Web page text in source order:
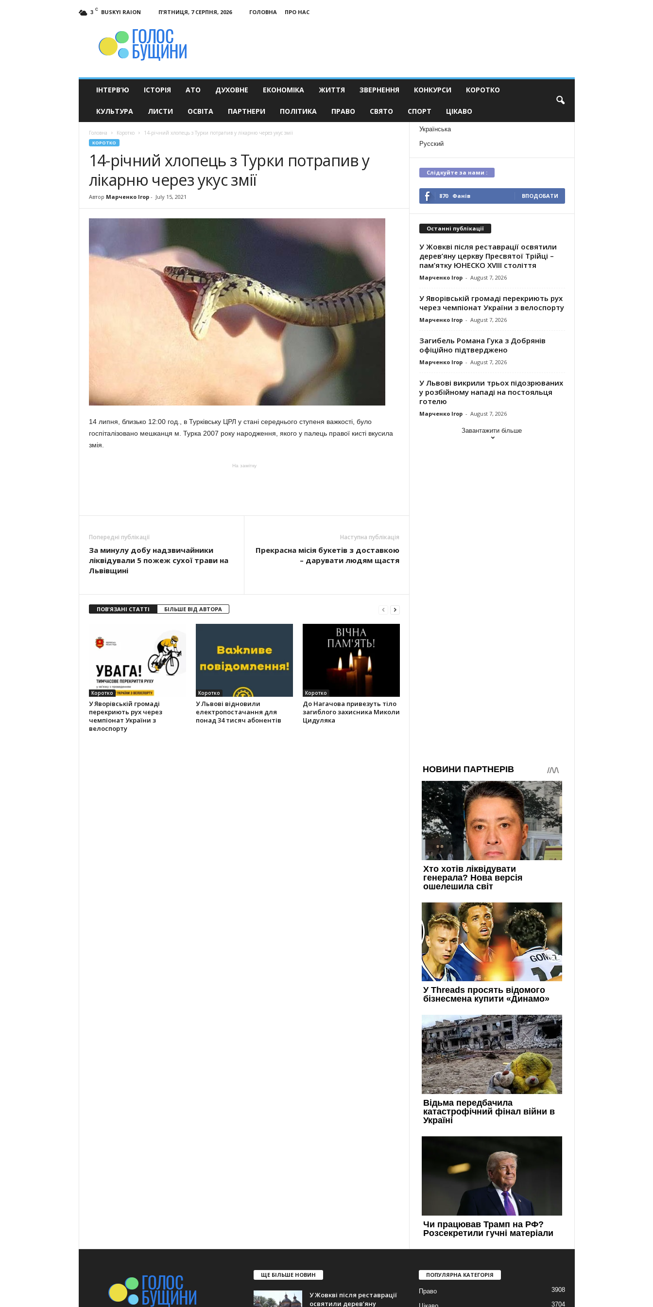
3 C BUSKYI RAION П’ЯТНИЦЯ, 7 СЕРПНЯ, 2026 ГОЛОВНА
ПРО НАС
ІНТЕРВ’Ю ІСТОРІЯ АТО ДУХОВНЕ ЕКОНОМІКА ЖИТТЯ ЗВЕРНЕННЯ КОНКУРСИ КОРОТКО
КУЛЬТУРА ЛИСТИ ОСВІТА ПАРТНЕРИ ПОЛІТИКА ПРАВО СВЯТО СПОРТ ЦІКАВО
Головна Коротко 14-річний хлопець з Турки потрапив у лікарню через укус змії
КОРОТКО
14-річний хлопець з Турки потрапив у
лікарню через укус змії
Автор Марченко Ігор- July 15, 2021
14 липня, близько 12:00 год., в Турківську ЦРЛ у стані середнього ступеня важкості, було
госпіталізовано мешканця м. Турка 2007 року народження, якого у палець правої кисті вкусила
змія.
На замітку
Попередні публікації
За минулу добу надзвичайники
ліквідували 5 пожеж сухої трави на
Львівщині
Наступна публікація
Прекрасна місія букетів з доставкою
– дарувати людям щастя
ПОВ'ЯЗАНІ СТАТТІ БІЛЬШЕ ВІД АВТОРА
Коротко
У Яворівській громаді
перекриють рух через
чемпіонат України з
велоспорту
Коротко
У Львові відновили
електропостачання для
понад 34 тисяч абонентів
Коротко
До Нагачова привезуть тіло
загиблого захисника Миколи
Цидуляка
Українська
Русский
Слідкуйте за нами :
870 Фанів ВПОДОБАТИ
Останні публікації
У Жовкві після реставрації освятили
дерев’яну церкву Пресвятої Трійці –
пам’ятку ЮНЕСКО XVIII століття
Марченко Ігор - August 7, 2026
У Яворівській громаді перекриють рух
через чемпіонат України з велоспорту
Марченко Ігор - August 7, 2026
Загибель Романа Гука з Добрянів
офіційно підтверджено
Марченко Ігор - August 7, 2026
У Львові викрили трьох підозрюваних
у розбійному нападі на постояльця
готелю
Марченко Ігор - August 7, 2026
Завантажити більше
ЩЕ БІЛЬШЕ НОВИН
У Жовкві після реставрації
освятили дерев’яну
ПОПУЛЯРНА КАТЕГОРІЯ
Право 3908
3704